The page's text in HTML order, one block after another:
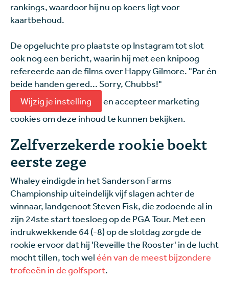
rankings, waardoor hij nu op koers ligt voor
kaartbehoud.
De opgeluchte pro plaatste op Instagram tot slot
ook nog een bericht, waarin hij met een knipoog
refereerde aan de films over Happy Gilmore. "Par én
beide handen gered... Sorry, Chubbs!"
Wijzig je instelling
en accepteer marketing
cookies om deze inhoud te kunnen bekijken.
Zelfverzekerde rookie boekt
eerste zege
Whaley eindigde in het Sanderson Farms
Championship uiteindelijk vijf slagen achter de
winnaar, landgenoot Steven Fisk, die zodoende al in
zijn 24ste start toesloeg op de PGA Tour. Met een
indrukwekkende 64 (-8) op de slotdag zorgde de
rookie ervoor dat hij 'Reveille the Rooster' in de lucht
mocht tillen, toch weléén van de meest bijzondere
trofeeën in de golfsport.